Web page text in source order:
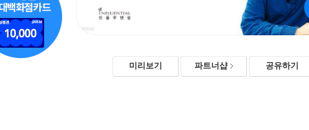
미리보기 파트너샵 공유하기